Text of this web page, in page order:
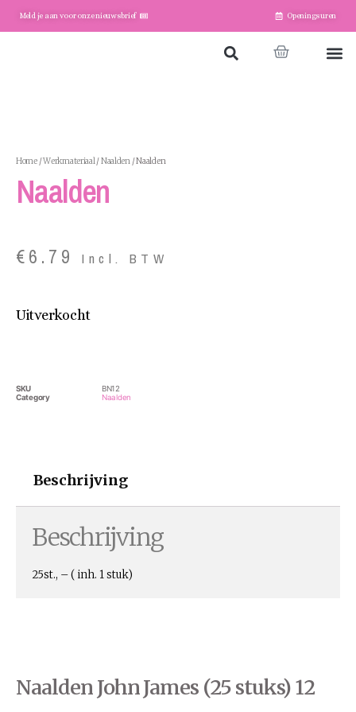
Meld je aan voor onze nieuwsbrief Openingsuren
Home/Werkmateriaal/Naalden/ Naalden
Naalden
€6.79 Incl. BTW
Uitverkocht
SKU
BN12
Category
Naalden
Naalden John James (25 stuks) 12
Beschrijving
Beschrijving
25st., – ( inh. 1 stuk)